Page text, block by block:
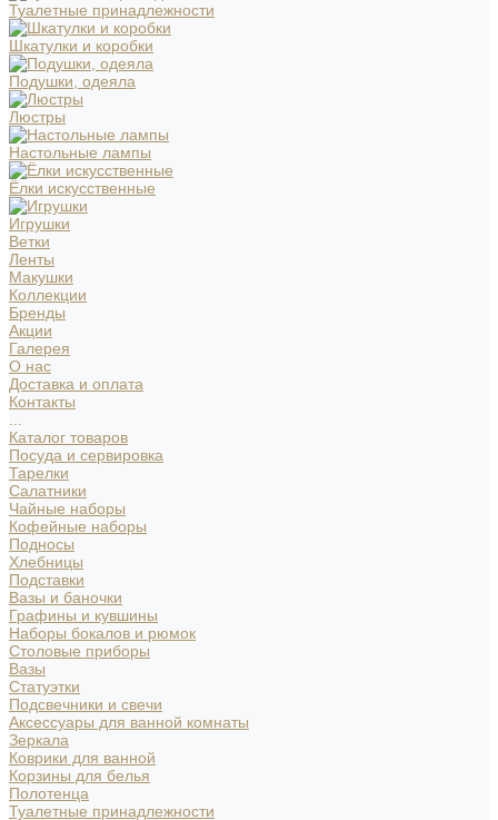
Туалетные принадлежности
Шкатулки и коробки
Подушки, одеяла
Люстры
Настольные лампы
Ёлки искусственные
Игрушки
Ветки
Ленты
Макушки
Коллекции
Бренды
Акции
Галерея
О нас
Доставка и оплата
Контакты
Каталог товаров
Посуда и сервировка
Тарелки
Салатники
Чайные наборы
Кофейные наборы
Подносы
Хлебницы
Подставки
Вазы и баночки
Графины и кувшины
Наборы бокалов и рюмок
Столовые приборы
Вазы
Статуэтки
Подсвечники и свечи
Аксессуары для ванной комнаты
Зеркала
Коврики для ванной
Корзины для белья
Полотенца
Туалетные принадлежности